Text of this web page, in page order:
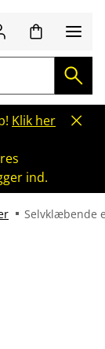
Klik her
ind.
Selvklæbende